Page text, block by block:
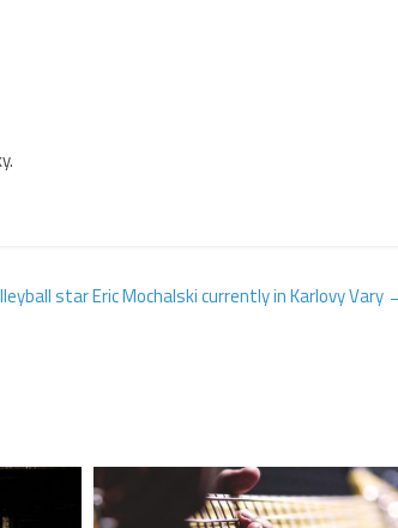
star Eric Mochalski currently in Karlovy Vary